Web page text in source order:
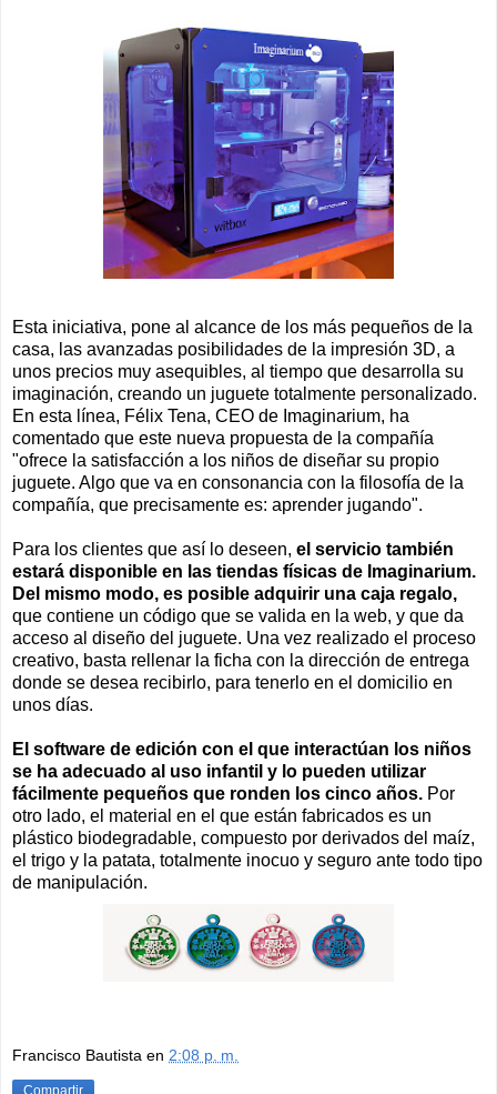
Esta iniciativa, pone al alcance de los más pequeños de la
casa, las avanzadas posibilidades de la impresión 3D, a
unos precios muy asequibles, al tiempo que desarrolla su
imaginación, creando un juguete totalmente personalizado.
En esta línea, Félix Tena, CEO de Imaginarium, ha
comentado que este nueva propuesta de la compañía
"ofrece la satisfacción a los niños de diseñar su propio
juguete. Algo que va en consonancia con la filosofía de la
compañía, que precisamente es: aprender jugando".
Para los clientes que así lo deseen, el servicio también
estará disponible en las tiendas físicas de Imaginarium.
Del mismo modo, es posible adquirir una caja regalo,
que contiene un código que se valida en la web, y que da
acceso al diseño del juguete. Una vez realizado el proceso
creativo, basta rellenar la ficha con la dirección de entrega
donde se desea recibirlo, para tenerlo en el domicilio en
unos días.
El software de edición con el que interactúan los niños
se ha adecuado al uso infantil y lo pueden utilizar
fácilmente pequeños que ronden los cinco años. Por
otro lado, el material en el que están fabricados es un
plástico biodegradable, compuesto por derivados del maíz,
el trigo y la patata, totalmente inocuo y seguro ante todo tipo
de manipulación.
Francisco Bautista en 2:08 p. m.